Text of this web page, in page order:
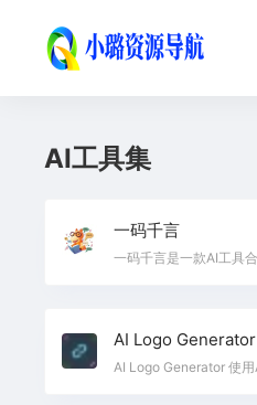
AI工具集
一码千言
AI Logo Generator